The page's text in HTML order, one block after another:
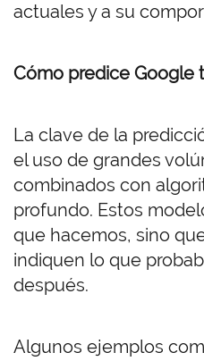
actuales y a su
Cómo predice Google
La clave de la
el uso de grandes
combinados con
profundo. Estos
que hacemos, sino
indiquen lo que
después.
Algunos ejemplos